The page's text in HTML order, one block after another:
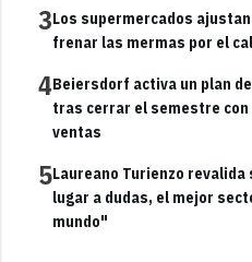
3Los supermercados
frenar las mermas por el
4Beiersdorf activa un plan
tras cerrar el semestre con
ventas
5Laureano Turienzo
lugar a dudas, el mejor
mundo"